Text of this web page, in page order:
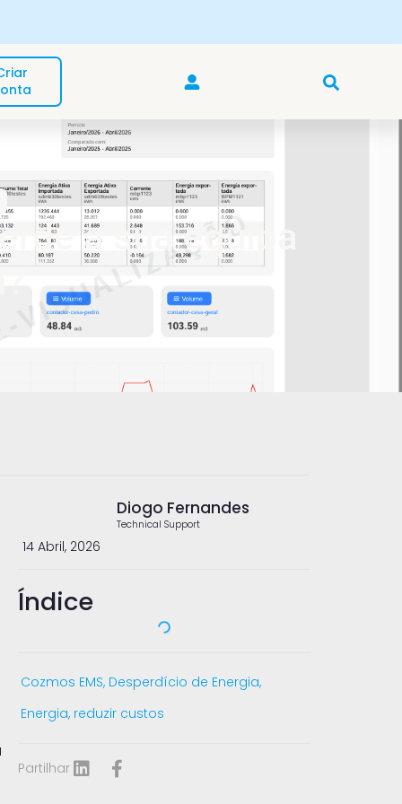
a sua equipa
Diogo Fernandes
Technical Support
14 Abril, 2026
Índice
Cozmos EMS, Desperdício de Energia,
Energia, reduzir custos
Partilhar